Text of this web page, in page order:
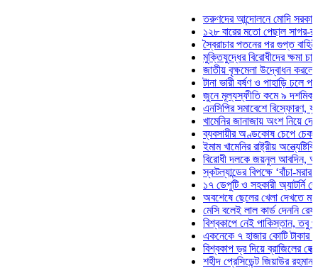
তরুণদের আন্দোলনে মোদি সরকার
১২৮ বারের মতো পেছাল সাগর-রুনি
স্বৈরাচার পতনের পর গুপ্ত বাহিনীর
মুক্তিযুদ্ধের বিরোধীদের ক্ষমা চাইতে
জাতীয় বৃক্ষমেলা উদ্বোধন করলেন
টানা ভারী বর্ষণ ও পাহাড়ি ঢলে
জুনে মূল্যস্ফীতি কমে ৯ দশমিক ১৬
এনসিপির সমাবেশে বিস্ফোরণ,
খামেনির জানাজায় অংশ নিয়ে দেশে
ব্যবসায়ীর অণ্ডকোষ চেপে চেক-
ইমাম খামেনির রাষ্ট্রীয়
বিরোধী দলকে জয়নুল আবদিন,
স্কটল্যান্ডের বিপক্ষে ‘বাঁচা-মরার
১৭ ডেপুটি ও সহকারী অ্যাটর্নি
অবশেষে ছেলের খেলা দেখতে মাঠে
মেসি বলেই লাল কার্ড দেননি রেফারি!
বিশ্বকাপে নেই পাকিস্তান, তবু
একনেকে ৭ হাজার কোটি টাকার ৫
বিশ্বকাপ ড্র দিয়ে ব্রাজিলের হেক্সা
শহীদ প্রেসিডেন্ট জিয়াউর রহমান